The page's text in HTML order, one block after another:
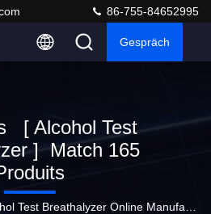
86-755-84652995
Gespräch
[ Alcohol Test
] Match 165